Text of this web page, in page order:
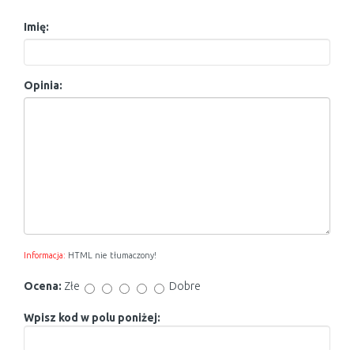
Imię:
Opinia:
Informacja: HTML nie tłumaczony!
Ocena: Złe Dobre
Wpisz kod w polu poniżej: